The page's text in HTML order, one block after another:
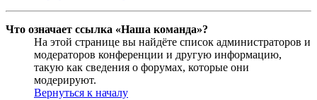
Что означает ссылка «Наша команда»?
На этой странице вы найдёте список администраторов и
модераторов конференции и другую информацию,
такую как сведения о форумах, которые они
модерируют.
Вернуться к началу